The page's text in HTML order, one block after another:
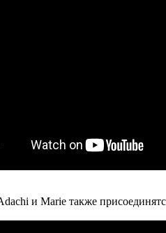
и Marie также